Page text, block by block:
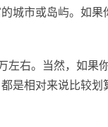
城市或岛屿。如
右。当然，如果
是相对来说比较